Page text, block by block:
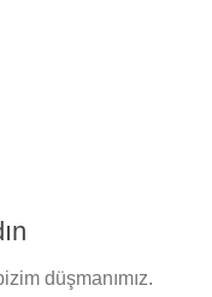
düşmanımız.